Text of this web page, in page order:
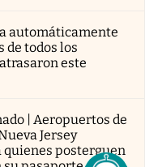
automáticamente
de todos los
este
| Aeropuertos de
Jersey
posterguen